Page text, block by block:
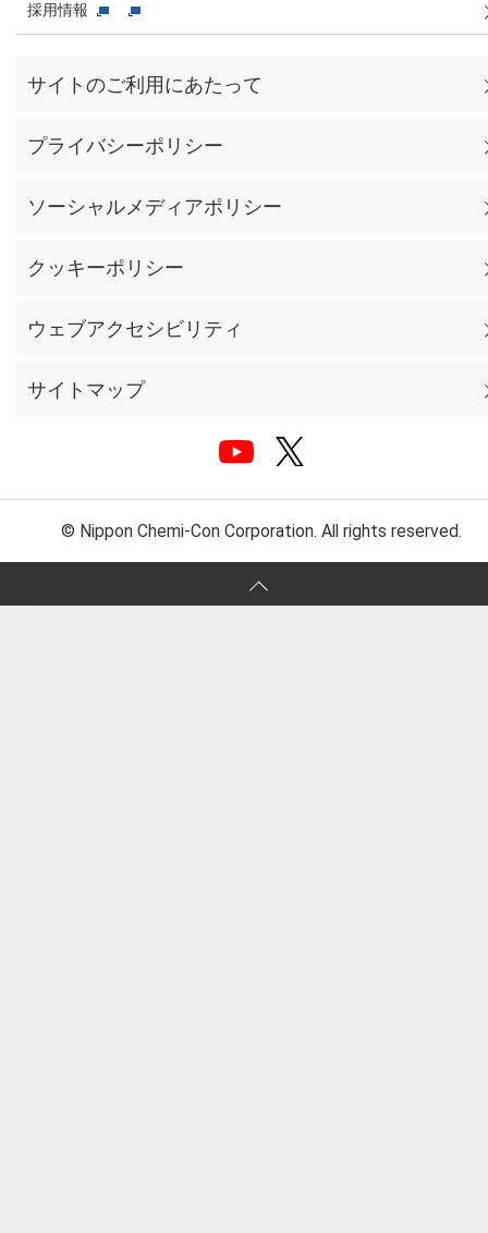
採用情報
サイトのご利用にあたって
プライバシーポリシー
ソーシャルメディアポリシー
クッキーポリシー
ウェブアクセシビリティ
サイトマップ
© Nippon Chemi-Con Corporation. All rights reserved.